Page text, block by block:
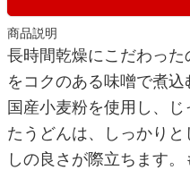
商品説明
長時間乾燥にこだわっ
をコクのある味噌で煮込
国産小麦粉を使用し、
たうどんは、しっかり
しの良さが際立ちます